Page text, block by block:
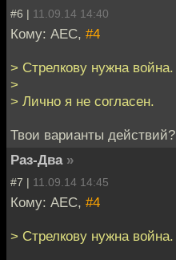
#6 | 11.09.14 14:40
Кому: АЕС, #4
> Стрелкову нужна война.
>
> Лично я не согласен.
Твои варианты действий?
Раз-Два »
#7 | 11.09.14 14:45
Кому: АЕС, #4
> Стрелкову нужна война.